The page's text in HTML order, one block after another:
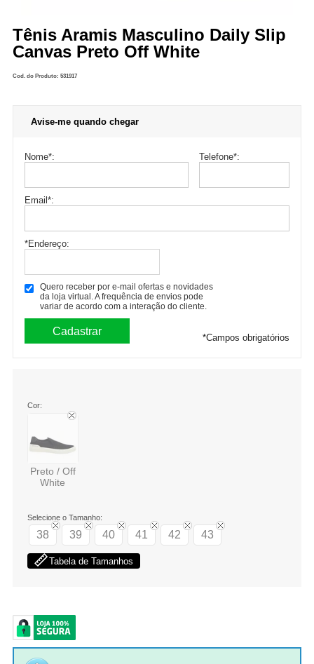
Tênis Aramis Masculino Daily Slip
Canvas Preto Off White
Cod. do Produto: 531917
Avise-me quando chegar
Nome*: Telefone*:
Email *:
*Endereço:
Quero receber por e-mail ofertas e novidades
da loja virtual. A frequência de envios pode
variar de acordo com a interação do cliente.
*Campos obrigatórios
Cor:
Preto / Off
White
Selecione o Tamanho:
38 39 40 41 42 43
Tabela de Tamanhos